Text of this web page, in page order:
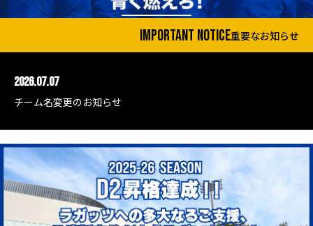
重要なお知らせ
important notice
2026.07.07
チーム名変更のお知らせ